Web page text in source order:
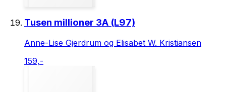
Tusen millioner 3A (L97)
Anne-Lise Gjerdrum og Elisabet W. Kristiansen
159,-